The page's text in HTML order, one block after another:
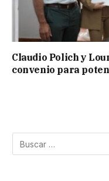
Claudio Polich y
convenio para